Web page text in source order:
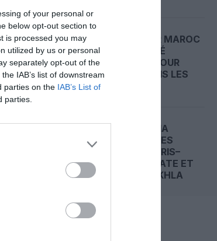
of your personal or
below opt-out section to
is processed you may
utilized by us or personal
separately opt-out of the
IAB’s list of downstream
parties on the IAB’s List of
parties.
ROYAL AIR MAROC
: CAPACITÉ
RECORD POUR
L’ÉTÉ, MAIS LES
TRANSAVIA
MUSCLE SES
LIGNES PARIS–
OUARZAZATE ET
PARIS–DAKHLA